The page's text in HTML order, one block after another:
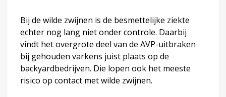
Bij de wilde zwijnen is de besmettelijke ziekte
echter nog lang niet onder controle. Daarbij
vindt het overgrote deel van de AVP-uitbraken
bij gehouden varkens juist plaats op de
backyardbedrijven. Die lopen ook het meeste
risico op contact met wilde zwijnen.